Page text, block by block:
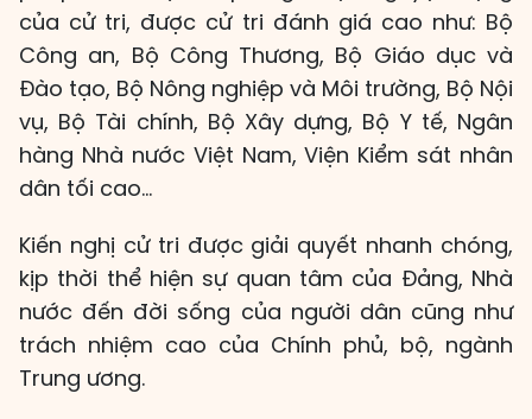
của cử tri, được cử tri đánh giá cao như: Bộ
Công an, Bộ Công Thương, Bộ Giáo dục và
Đào tạo, Bộ Nông nghiệp và Môi trường, Bộ Nội
vụ, Bộ Tài chính, Bộ Xây dựng, Bộ Y tế, Ngân
hàng Nhà nước Việt Nam, Viện Kiểm sát nhân
dân tối cao...
Kiến nghị cử tri được giải quyết nhanh chóng,
kịp thời thể hiện sự quan tâm của Đảng, Nhà
nước đến đời sống của người dân cũng như
trách nhiệm cao của Chính phủ, bộ, ngành
Trung ương.